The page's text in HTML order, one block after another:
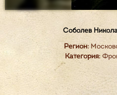
Соболев
Регион:
Категория: